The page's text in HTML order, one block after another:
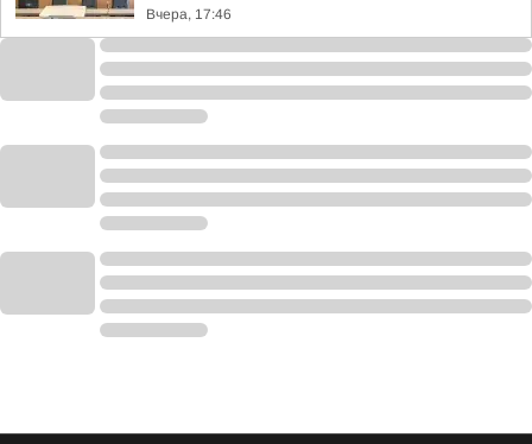
Вчера, 17:46